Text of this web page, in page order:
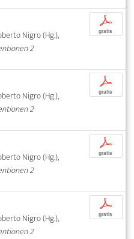
Nigro (Hg.),
2
p
gratis
Nigro (Hg.),
2
p
gratis
Nigro (Hg.),
2
p
gratis
Nigro (Hg.),
2
p
gratis